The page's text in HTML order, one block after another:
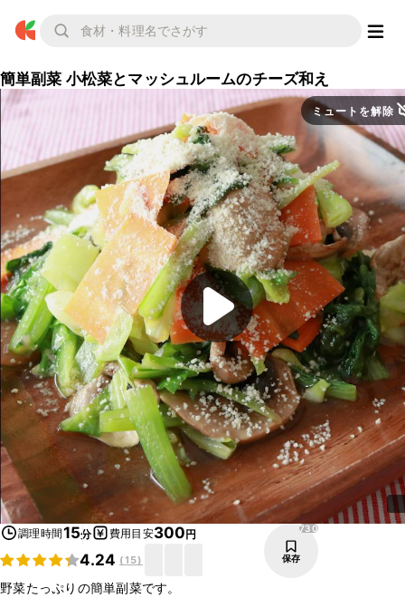
簡単副菜 小松菜とマッシュルームのチーズ和え
ミュートを解除
調理時間15分 費用目安300円
4.24 (15)
730
保存
野菜たっぷりの簡単副菜です。